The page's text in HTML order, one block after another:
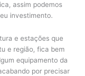
assim podemos
investimento.
e estações que
e região, fica bem
equipamento da
por precisar